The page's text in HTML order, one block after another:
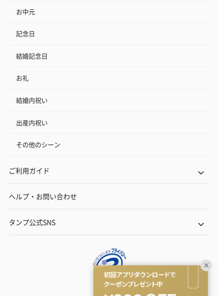
お中元
記念日
結婚記念日
お礼
結婚内祝い
出産内祝い
その他のシーン
ご利用ガイド
ヘルプ・お問い合わせ
タンプ公式SNS